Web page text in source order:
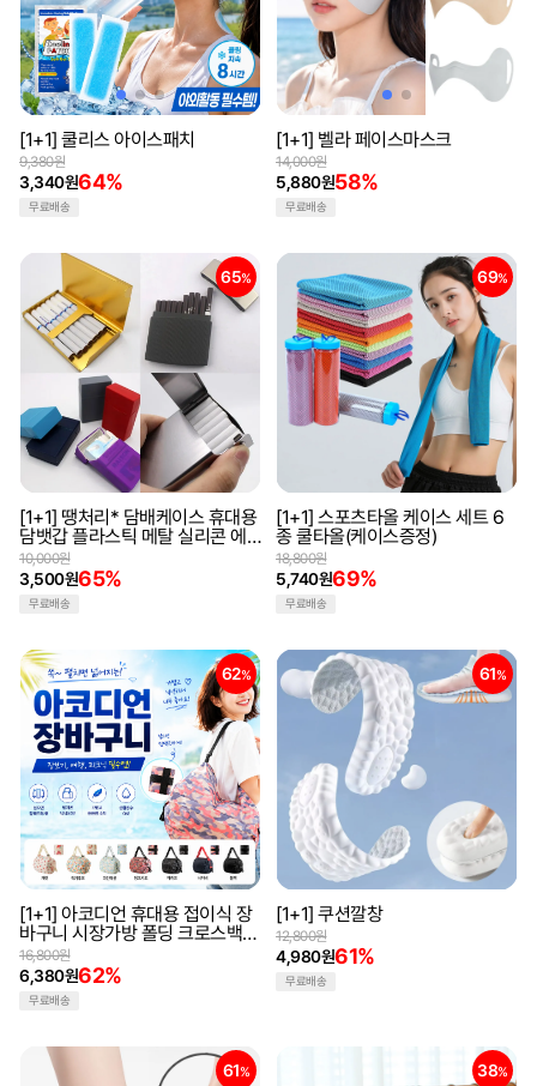
[1+1] 쿨리스 아이스패치
3,340원64%
9,380원
무료배송
[1+1] 벨라 페이스마스크
5,880원58%
14,000원
무료배송
65%
[1+1] 땡처리* 담배케이스 휴대용
담뱃갑 플라스틱 메탈 실리콘 에
쎄 보관케이스 파우치 최저가 모
음전
3,500원65%
10,000원
무료배송
69%
[1+1] 스포츠타올 케이스 세트 6
종 쿨타올(케이스증정)
5,740원69%
18,800원
무료배송
62%
[1+1] 아코디언 휴대용 접이식 장
바구니 시장가방 폴딩 크로스백
마트 대용량 여행가방
6,380원62%
16,800원
무료배송
61%
[1+1] 쿠션깔창
4,980원61%
12,800원
무료배송
61% 38%